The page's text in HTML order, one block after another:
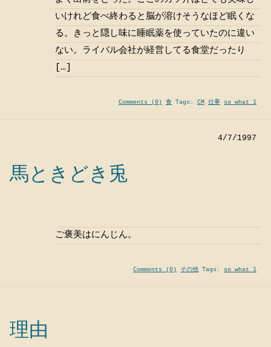
いけれど食べ終わると脳が溶けそうなほど眠くな
る。きっと隠し味に睡眠薬を使っていたのに違い
ない。ライバル会社が経営してる食堂だったり
[…]
Comments (0) 食 Tags: CM 仕事 so what 1
4/7/1997
馬ときどき兎
ご褒美はにんじん。
Comments (0) その他 Tags: so what 1
理由